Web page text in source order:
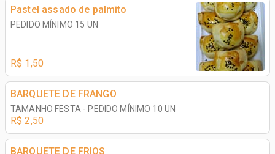
Pastel assado de palmito
PEDIDO MÍNIMO 15 UN
R$ 1,50
BARQUETE DE FRANGO
TAMANHO FESTA - PEDIDO MÍNIMO 10 UN
R$ 2,50
BARQUETE DE FRIOS